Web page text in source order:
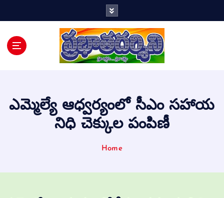
ఎమ్మెల్యే ఆధ్వర్యంలో సీఎం సహాయ
నిధి చెక్కుల పంపిణీ
Home